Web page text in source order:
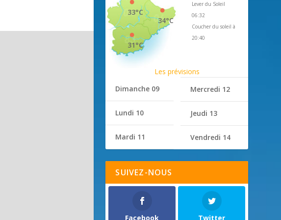
34°C
33°C
31°C
Lever du Soleil
06:32
Coucher du soleil à
20:40
Les prévisions
Dimanche 09
Lundi 10
Mardi 11
Mercredi 12
Jeudi 13
Vendredi 14
SUIVEZ-NOUS
Facebook Twitter